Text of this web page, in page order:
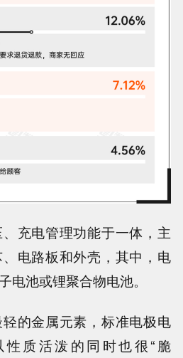
充电管理功能于一体，主
电路板和外壳，其中，电
电池或锂聚合物电池。
的金属元素，标准电极电
质活泼的同时也很“脆